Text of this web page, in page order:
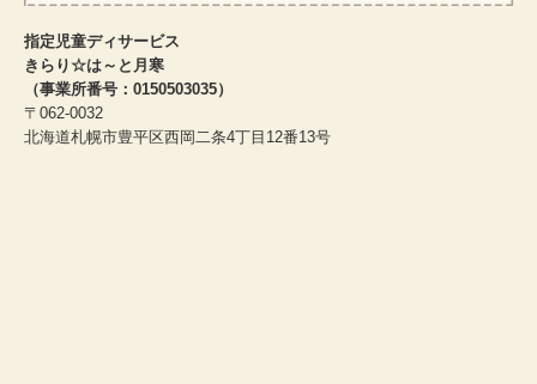
指定児童ディサービス
きらり☆は～と月寒
（事業所番号：0150503035）
〒062-0032
北海道札幌市豊平区西岡二条4丁目12番13号